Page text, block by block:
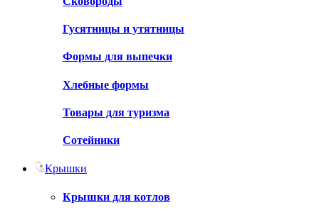
Гусятницы и утятницы
Формы для выпечки
Хлебные формы
Товары для туризма
Сотейники
Крышки
Крышки для котлов